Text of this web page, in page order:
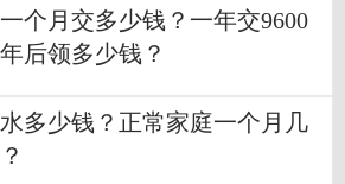
个月交多少钱？一年交9600
后领多少钱？
多少钱？正常家庭一个月几